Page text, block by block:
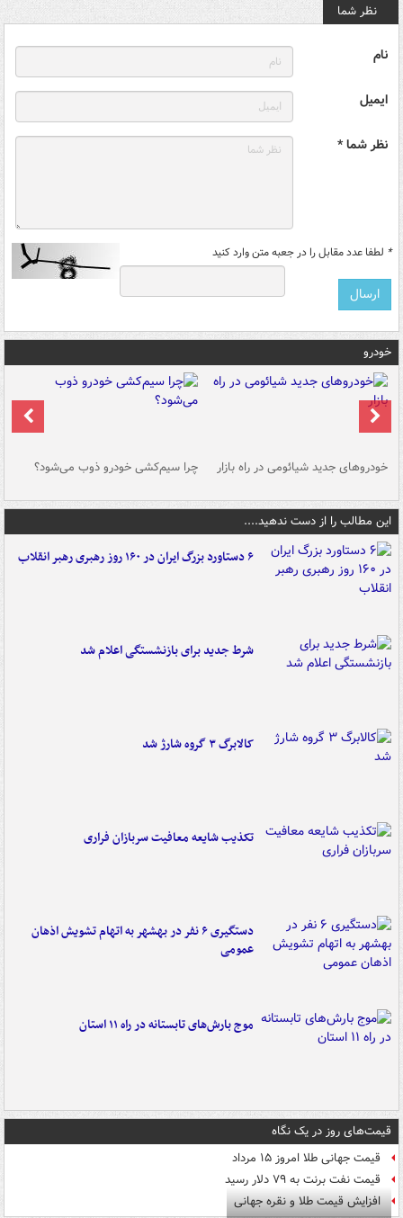
نظر شما
نام
ایمیل
نظر شما *
* لطفا عدد مقابل را در جعبه متن وارد کنید
خودرو
خودروهای جدید شیائومی در راه بازار چرا سیم‌کشی خودرو ذوب می‌شود؟
این مطالب را از دست ندهید....
۶ دستاورد بزرگ ایران در ۱۶۰ روز رهبری رهبر انقلاب
شرط جدید برای بازنشستگی اعلام شد
کالابرگ ۳ گروه شارژ شد
تکذیب شایعه معافیت سربازان فراری
دستگیری ۶ نفر در بهشهر به اتهام تشویش اذهان
عمومی
موج بارش‌های تابستانه در راه ۱۱ استان
قیمت‌های روز در یک نگاه
قیمت جهانی طلا امروز ۱۵ مرداد
قیمت نفت برنت به ۷۹ دلار رسید
افزایش قیمت طلا و نقره جهانی